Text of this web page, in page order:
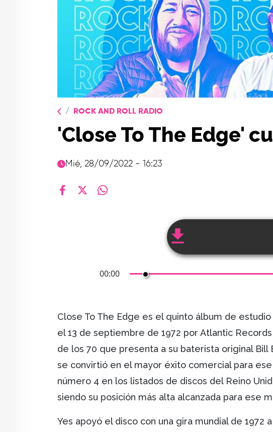
ROCK AND ROLL RADIO
'Close To The Edge'
Mié, 28/09/2022 - 16:23
00:00
Close To The Edge es el quinto álbum de
el 13 de septiembre de 1972 por Atlantic
de los 70 que presenta a su baterista original
se convirtió en el mayor éxito comercial para
número 4 en los listados de discos del Reino
siendo su posición más alta alcanzada para ese
Yes apoyó el disco con una gira mundial de 1972